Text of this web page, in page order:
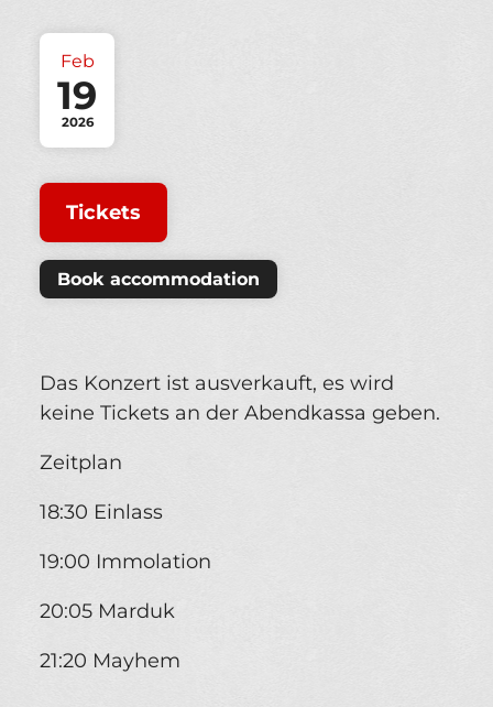
Feb
19
2026
Tickets
Book accommodation
Das Konzert ist ausverkauft, es wird
keine Tickets an der Abendkassa geben.
Zeitplan
18:30 Einlass
19:00 Immolation
20:05 Marduk
21:20 Mayhem